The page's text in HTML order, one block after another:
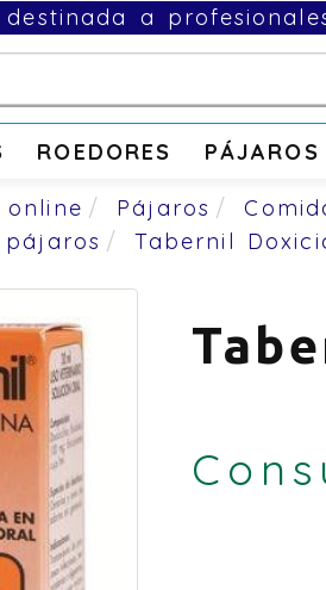
destinada a
ROEDORES PÁJAROS
Pájaros
Tabernil